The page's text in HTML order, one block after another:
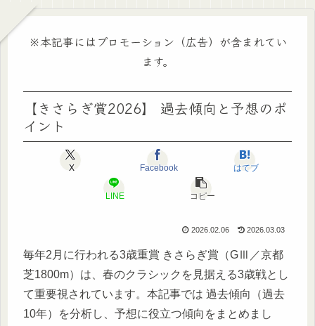
※本記事にはプロモーション（広告）が含まれてい
ます。
【きさらぎ賞2026】 過去傾向と予想のポ
イント
X Facebook はてブ
LINE コピー
2026.02.06 2026.03.03
毎年2月に行われる3歳重賞 きさらぎ賞（GⅢ／京都
芝1800m）は、春のクラシックを見据える3歳戦とし
て重要視されています。本記事では 過去傾向（過去
10年）を分析し、予想に役立つ傾向をまとめまし